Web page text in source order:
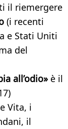
il riemergere
(i recenti
e Stati Uniti
del
all’odio» è il
Vita, i
il